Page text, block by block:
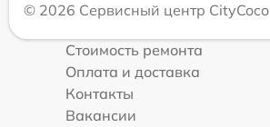
© 2026 Сервисный центр CityCoco
Стоимость ремонта
Оплата и доставка
Контакты
Вакансии